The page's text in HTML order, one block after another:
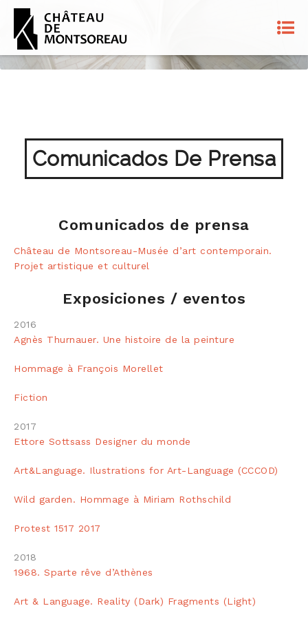
Comunicados De Prensa
Comunicados de prensa
Château de Montsoreau-Musée d’art contemporain.
Projet artistique et culturel
Exposiciones / eventos
2016
Agnès Thurnauer. Une histoire de la peinture
Hommage à François Morellet
Fiction
2017
Ettore Sottsass Designer du monde
Art&Language. Ilustrations for Art-Language (CCCOD)
Wild garden. Hommage à Miriam Rothschild
Protest 1517 2017
2018
1968. Sparte rêve d’Athènes
Art & Language. Reality (Dark) Fragments (Light)